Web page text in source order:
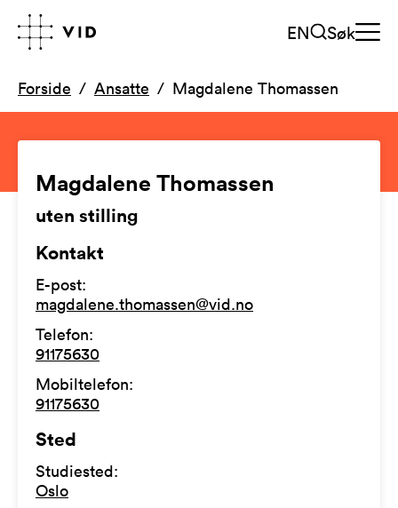
EN Søk
Forside Ansatte Magdalene Thomassen
Magdalene Thomassen
uten stilling
Kontakt
E-post:
magdalene.thomassen@vid.no
Telefon:
91175630
Mobiltelefon:
91175630
Sted
Studiested:
Oslo